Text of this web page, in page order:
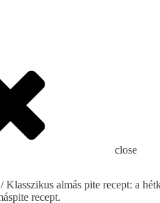
close
/ Klasszikus almás pite recept: a